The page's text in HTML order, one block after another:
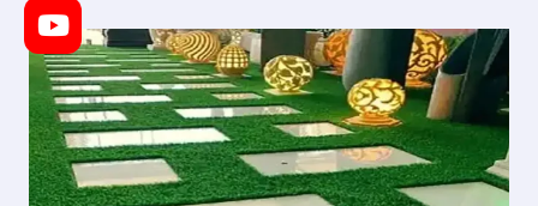
الاحساء
0537577717
ديكور
عشب
صناعي